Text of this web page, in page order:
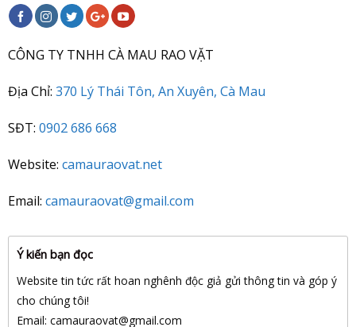
CÔNG TY TNHH CÀ MAU RAO VẶT
Địa Chỉ: 370 Lý Thái Tôn, An Xuyên, Cà Mau
SĐT: 0902 686 668
Website: camauraovat.net
Email: camauraovat@gmail.com
Ý kiến bạn đọc
Website tin tức rất hoan nghênh độc giả gửi thông tin và góp ý
cho chúng tôi!
Email: camauraovat@gmail.com